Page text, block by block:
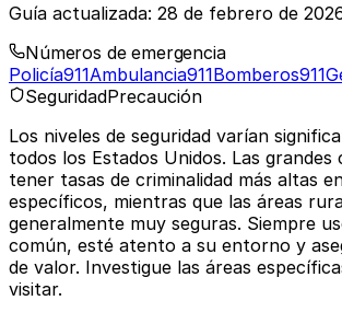
Guía actualizada: 28 de febrero de
Números de emergencia
Policía911Ambulancia911Bomberos911
SeguridadPrecaución
Los niveles de seguridad varían
todos los Estados Unidos. Las grandes
tener tasas de criminalidad más altas
específicos, mientras que las áreas
generalmente muy seguras. Siempre
común, esté atento a su entorno y
de valor. Investigue las áreas
visitar.